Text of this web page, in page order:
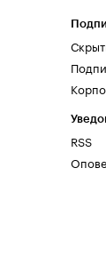
RSS